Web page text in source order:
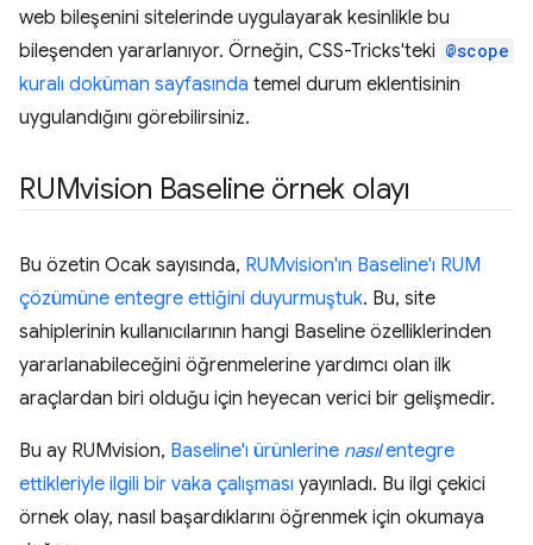
web bileşenini sitelerinde uygulayarak kesinlikle bu
bileşenden yararlanıyor. Örneğin, CSS-Tricks'teki @scope
kuralı doküman sayfasında temel durum eklentisinin
uygulandığını görebilirsiniz.
RUMvision Baseline örnek olayı
Bu özetin Ocak sayısında, RUMvision'ın Baseline'ı RUM
çözümüne entegre ettiğini duyurmuştuk. Bu, site
sahiplerinin kullanıcılarının hangi Baseline özelliklerinden
yararlanabileceğini öğrenmelerine yardımcı olan ilk
araçlardan biri olduğu için heyecan verici bir gelişmedir.
Bu ay RUMvision, Baseline'ı ürünlerine nasılentegre
ettikleriyle ilgili bir vaka çalışması yayınladı. Bu ilgi çekici
örnek olay, nasıl başardıklarını öğrenmek için okumaya